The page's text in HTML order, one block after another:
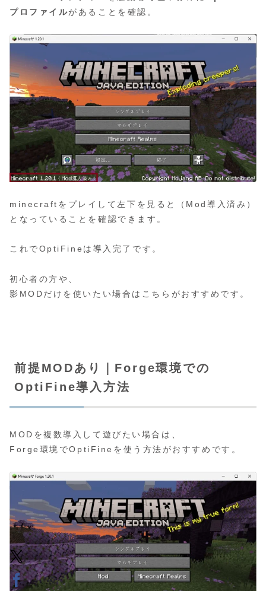
プロファイルがあることを確認。
minecraftをプレイして左下を見ると（Mod導入済み）
となっていることを確認できます。
これでOptiFineは導入完了です。
初心者の方や、
影MODだけを使いたい場合はこちらがおすすめです。
前提MODあり｜Forge環境での
OptiFine導入方法
MODを複数導入して遊びたい場合は、
Forge環境でOptiFineを使う方法がおすすめです。